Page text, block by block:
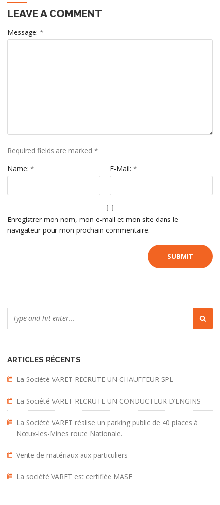
LEAVE A COMMENT
Message: *
Required fields are marked *
Name: * E-Mail: *
Enregistrer mon nom, mon e-mail et mon site dans le
navigateur pour mon prochain commentaire.
ARTICLES RÉCENTS
La Société VARET RECRUTE UN CHAUFFEUR SPL
La Société VARET RECRUTE UN CONDUCTEUR D’ENGINS
La Société VARET réalise un parking public de 40 places à
Nœux-les-Mines route Nationale.
Vente de matériaux aux particuliers
La société VARET est certifiée MASE